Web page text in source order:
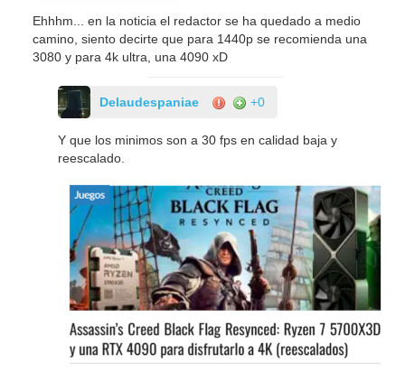
Ehhhm... en la noticia el redactor se ha quedado a medio
camino, siento decirte que para 1440p se recomienda una
3080 y para 4k ultra, una 4090 xD
Delaudespaniae +0
Y que los minimos son a 30 fps en calidad baja y
reescalado.